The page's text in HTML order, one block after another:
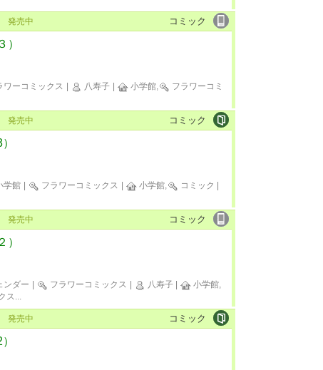
コミック
発売中
）
ワーコミックス 八寿子 小学館,
フラワーコミ
コミック
発売中
学館 フラワーコミックス 小学館, コミック
コミック
発売中
）
ンダー フラワーコミックス 八寿子
小学館,
ス...
コミック
発売中